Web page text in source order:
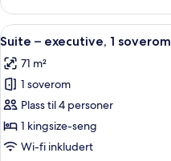
–
executive,
1
Åpne
alle
bildene
av
Suite
–
executive,
11
Suite – executive, 1 soverom
71 m²
1 soverom
Plass til 4 personer
1 kingsize-seng
Wi-fi inkludert